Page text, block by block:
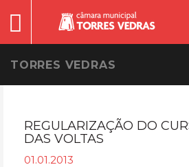
TORRES VEDRAS
REGULARIZAÇÃO DO
DAS VOLTAS
01.01.2013